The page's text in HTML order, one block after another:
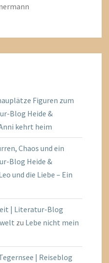
Figuren zum
Blog Heide &
kehrt heim
Chaos und ein
Blog Heide &
und die Liebe – Ein
| Literatur-Blog
zu Lebe nicht mein
| Reiseblog